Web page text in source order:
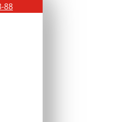
88